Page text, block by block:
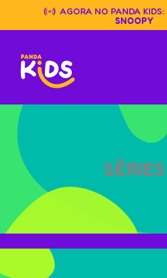
content
AGORA NO PANDA KIDS:
SNOOPY
SÉRIES